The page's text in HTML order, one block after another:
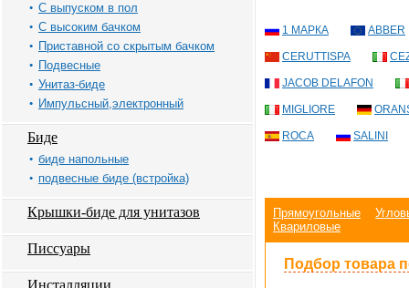
С выпуском в пол
С высоким бачком
Приставной со скрытым бачком
Подвесные
Унитаз-биде
Импульсный,электронный
Биде
биде напольные
подвесные биде (встройка)
Крышки-биде для унитазов
Писсуары
Инсталляции
1 МАРКА ABBER
CERUTTISPA
JACOB DELAFON
MIGLIORE
ROCA SALINI
Прямоугольные
Квариловые
Подбор товара